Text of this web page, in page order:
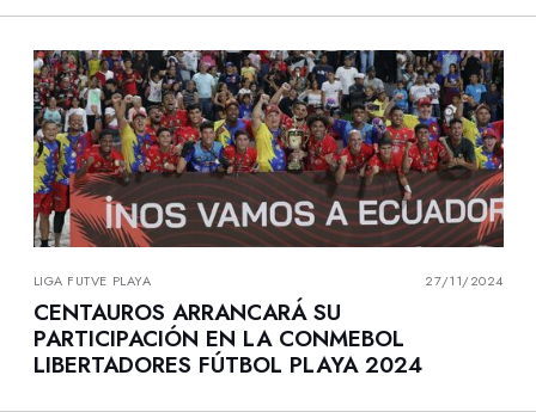
LIGA FUTVE PLAYA 27/11/2024
CENTAUROS ARRANCARÁ SU
PARTICIPACIÓN EN LA CONMEBOL
LIBERTADORES FÚTBOL PLAYA 2024